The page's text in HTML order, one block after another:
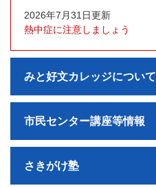
2026年7月31日更新
熱中症に注意しましょう
みと好文カレッジについて
市民センター講座等情報
さきがけ塾